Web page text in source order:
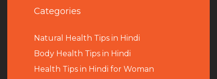
Categories
Natural Health Tips in Hindi
Body Health Tips in Hindi
Health Tips in Hindi for Woman